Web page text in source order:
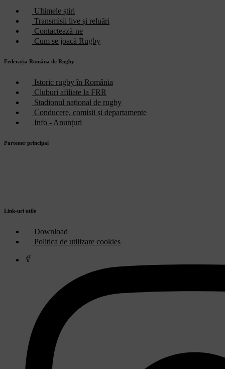
Ultimele știri
Transmisii live și reluări
Contactează-ne
Cum se joacă Rugby
Federația Româna de Rugby
Istoric rugby în România
Cluburi afiliate la FRR
Stadionul național de rugby
Conducere, comisii și departamente
Info - Anunțuri
Partener principal
Link-uri utile
Download
Politica de utilizare cookies